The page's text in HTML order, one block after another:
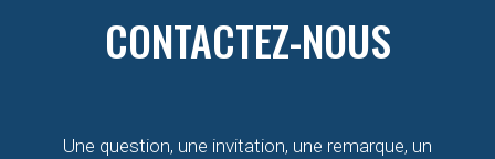
CONTACTEZ-NOUS
Une question, une invitation, une remarque, un